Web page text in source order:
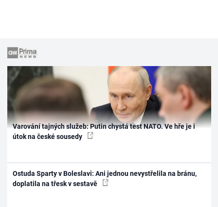
Varování tajných služeb: Putin chystá test NATO. Ve hře je i
útok na české sousedy
Ostuda Sparty v Boleslavi: Ani jednou nevystřelila na bránu,
doplatila na třesk v sestavě